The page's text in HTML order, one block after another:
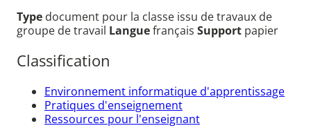
Type document pour la classe issu de travaux de
groupe de travail Languefrançais Support papier
Classification
Environnement informatique d'apprentissage
Pratiques d'enseignement
Ressources pour l'enseignant